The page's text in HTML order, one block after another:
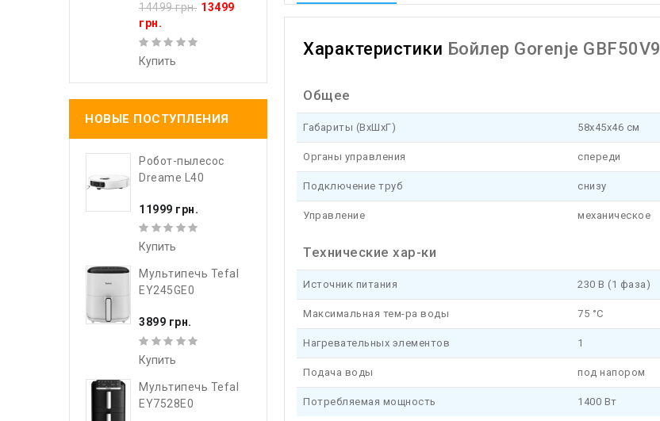
14499 грн. 13499
грн.
Купить
НОВЫЕ ПОСТУПЛЕНИЯ
Робот-пылесос
Dreame L40
11999 грн.
Купить
Мультипечь Tefal
EY245GE0
3899 грн.
Купить
Мультипечь Tefal
EY7528E0
Характеристики Бойлер Gorenje GBF50V9
Общее
Габариты (ВхШхГ) 58х45х46 см
Органы управления спереди
Подключение труб снизу
Управление механическое
Технические хар-ки
Источник питания 230 В (1 фаза)
Максимальная тем-ра воды 75 °C
Нагревательных элементов 1
Подача воды под напором
Потребляемая мощность 1400 Вт